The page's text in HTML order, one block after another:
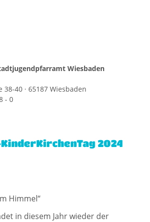
Wiesbaden
38-40 · 65187 Wiesbaden
- 0
2024
Himmel“
in diesem Jahr wieder der